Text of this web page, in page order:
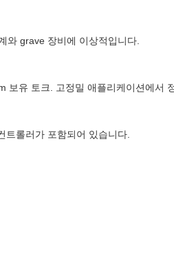
와 grave 장비에 이상적입니다.
유 토크. 고정밀 애플리케이션에서
롤러가 포함되어 있습니다.